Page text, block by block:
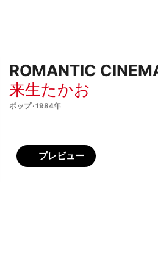
ROMANTIC
来生たかお
ポップ · 1984年
プレビュー